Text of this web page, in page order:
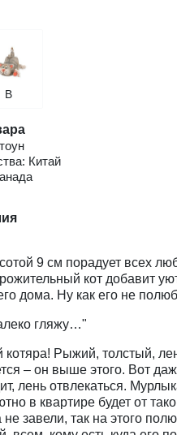
B
Китай
9 см порадует всех
кот добавит
дома. Ну как его не
гляжу…"
котяра! Рыжий, толстый,
– он выше этого. Вот
лень отвлекаться.
в квартире будет от
не завели, так на этого